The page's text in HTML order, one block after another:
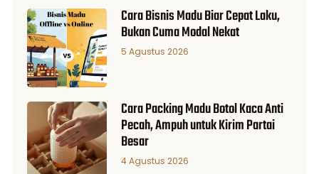
Cara Bisnis Madu Biar Cepat Laku,
Bukan Cuma Modal Nekat
5 Agustus 2026
Cara Packing Madu Botol Kaca Anti
Pecah, Ampuh untuk Kirim Partai
Besar
4 Agustus 2026